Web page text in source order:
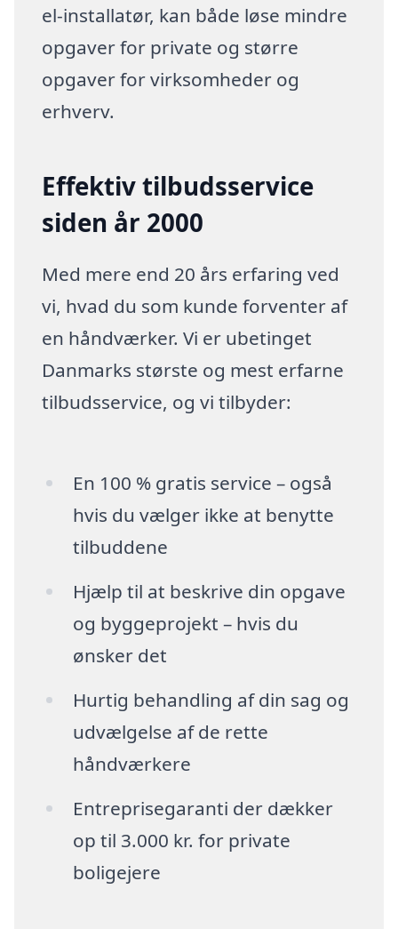
el-installatør, kan både løse mindre
opgaver for private og større
opgaver for virksomheder og
erhverv.
Effektiv tilbudsservice
siden år 2000
Med mere end 20 års erfaring ved
vi, hvad du som kunde forventer af
en håndværker. Vi er ubetinget
Danmarks største og mest erfarne
tilbudsservice, og vi tilbyder:
En 100 % gratis service – også
hvis du vælger ikke at benytte
tilbuddene
Hjælp til at beskrive din opgave
og byggeprojekt – hvis du
ønsker det
Hurtig behandling af din sag og
udvælgelse af de rette
håndværkere
Entreprisegaranti der dækker
op til 3.000 kr. for private
boligejere